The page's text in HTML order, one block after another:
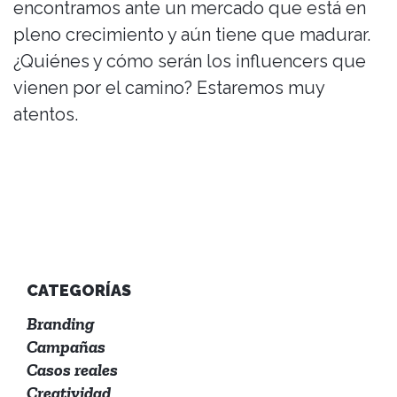
encontramos ante un mercado que está en
pleno crecimiento y aún tiene que madurar.
¿Quiénes y cómo serán los influencers que
vienen por el camino? Estaremos muy
atentos.
CATEGORÍAS
Branding
Campañas
Casos reales
Creatividad